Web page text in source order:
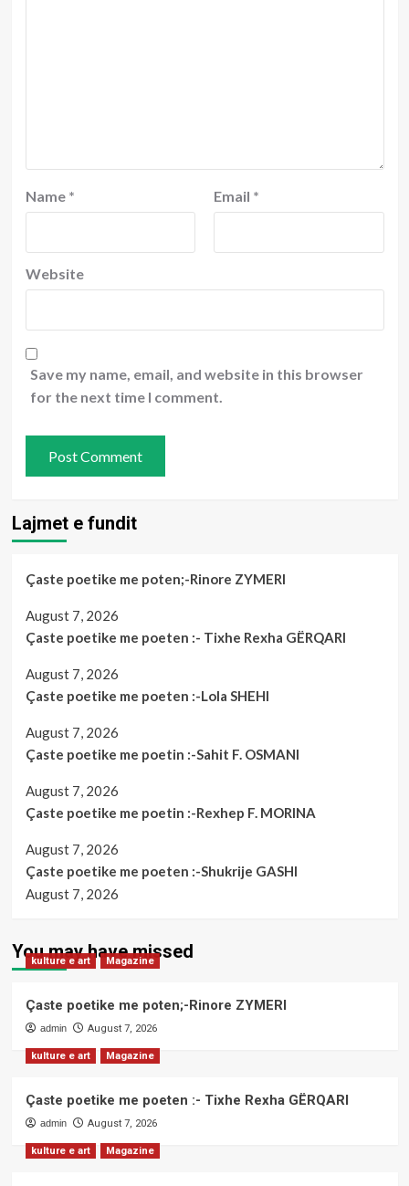
Name * Email *
Website
Save my name, email, and website in this browser
for the next time I comment.
Lajmet e fundit
Çaste poetike me poten;-Rinore ZYMERI
August 7, 2026
Çaste poetike me poeten :- Tixhe Rexha GËRQARI
August 7, 2026
Çaste poetike me poeten :-Lola SHEHI
August 7, 2026
Çaste poetike me poetin :-Sahit F. OSMANI
August 7, 2026
Çaste poetike me poetin :-Rexhep F. MORINA
August 7, 2026
Çaste poetike me poeten :-Shukrije GASHI
August 7, 2026
You may have missed
kulture e art Magazine
Çaste poetike me poten;-Rinore ZYMERI
admin August 7, 2026
kulture e art Magazine
Çaste poetike me poeten :- Tixhe Rexha GËRQARI
admin August 7, 2026
kulture e art Magazine